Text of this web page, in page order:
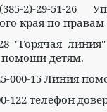
2)-29-51-26
края по правам
"Горячая
помощи детям.
000-15 Линия
122 телефон